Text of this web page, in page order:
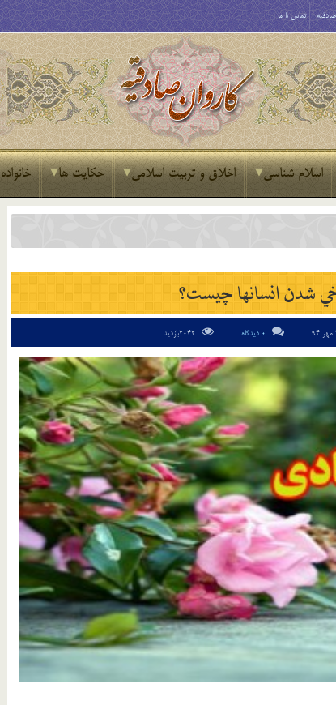
تماس با ما
اسلام شناسی اخلاق و تربیت اسلامی حکایت ها خانواده
شدن انسانها چيست؟
0 دیدگاه